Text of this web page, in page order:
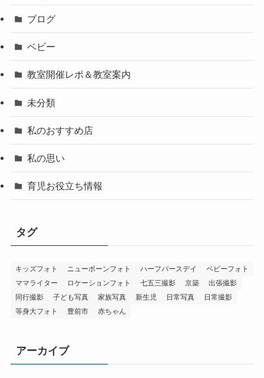
ブログ
ベビー
教室開催レポ＆教室案内
未分類
私のおすすめ店
私の思い
育児お役立ち情報
タグ
キッズフォト ニューボーンフォト ハーフバースデイ
ベビーフォト
ママライター
ロケーションフォト 七五三撮影 京築
出張撮影
同行撮影
子ども写真 家族写真 新生児 日常写真
日常撮影
等身大フォト
豊前市 赤ちゃん
アーカイブ